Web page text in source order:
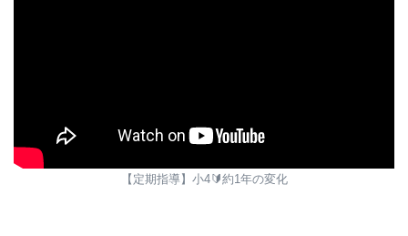
【定期指導】小4🔰約1年の変化